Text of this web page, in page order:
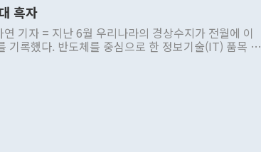
비현실적 구상'이라는 비판을 내놨다. 그동안 정 장
발언이 물의를 빚은 적은 여러 번 있지만 대통령과 유
적으로 부정적 입장을 표명한 것은 이례적이다. 정 장
근법과 월권을 제어해야 한다는 목소리도 높아지고 있
흑자
기자 = 지난 6월 우리나라의 경상수지가 전월에 이
기록했다. 반도체를 중심으로 한 정보기술(IT) 품목 수